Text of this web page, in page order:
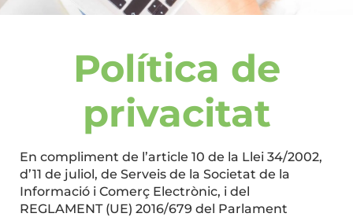
Política de
privacitat
En compliment de l’article 10 de la Llei 34/2002,
d’11 de juliol, de Serveis de la Societat de la
Informació i Comerç Electrònic, i del
REGLAMENT (UE) 2016/679 del Parlament